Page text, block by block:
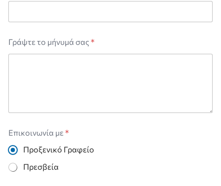
Γράψτε το μήνυμά σας *
Επικοινωνία με *
Προξενικό Γραφείο
Πρεσβεία